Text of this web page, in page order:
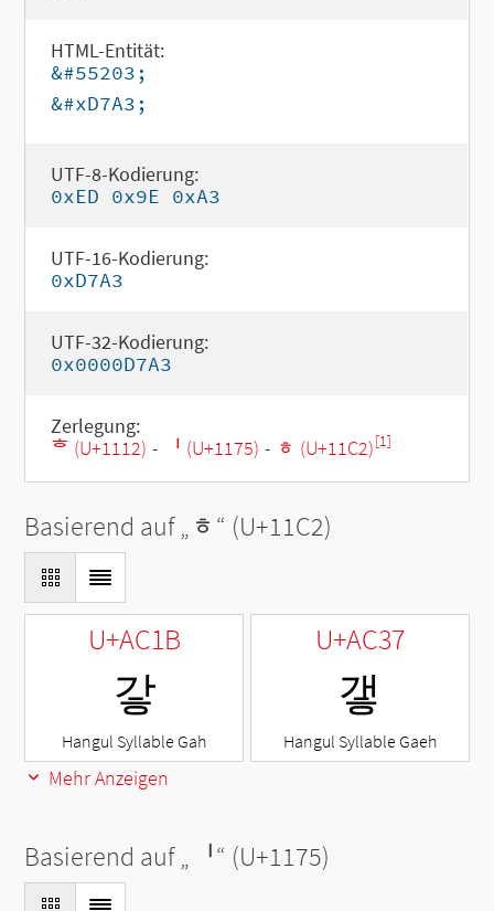
HTML-Entität:
&#55203;
&#xD7A3;
UTF-8-Kodierung:
0xED 0x9E 0xA3
UTF-16-Kodierung:
0xD7A3
UTF-32-Kodierung:
0x0000D7A3
Zerlegung:
ᄒ (U+1112) - ᅵ (U+1175) - ᇂ (U+11C2)[1]
Basierend auf „ ᇂ “ (U+11C2)
U+AC1B
갛
Hangul Syllable Gah
U+AC37
갷
Hangul Syllable Gaeh
Mehr Anzeigen
Basierend auf „ ᅵ“ (U+1175)